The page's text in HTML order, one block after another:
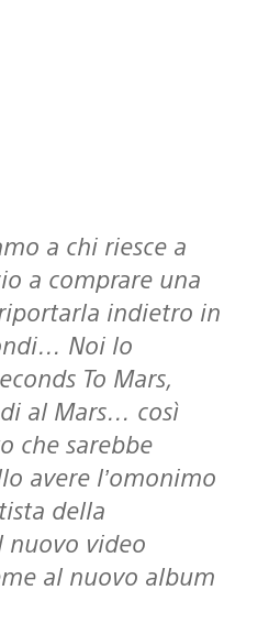
a comprare una
indietro in
Noi lo
To Mars,
al Mars… così
che sarebbe
avere l’omonimo
della
nuovo video
al nuovo album